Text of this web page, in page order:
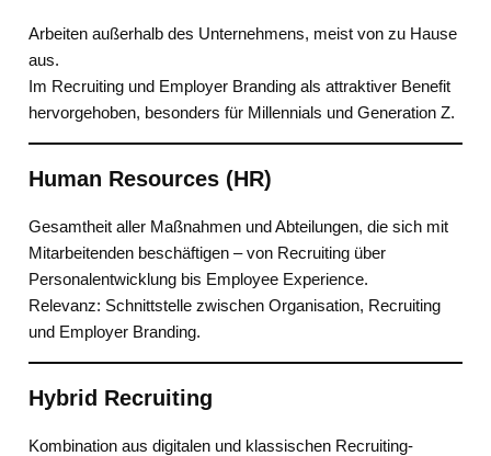
Arbeiten außerhalb des Unternehmens, meist von zu Hause
aus.
Im Recruiting und Employer Branding als attraktiver Benefit
hervorgehoben, besonders für Millennials und Generation Z.
Human Resources (HR)
Gesamtheit aller Maßnahmen und Abteilungen, die sich mit
Mitarbeitenden beschäftigen – von Recruiting über
Personalentwicklung bis Employee Experience.
Relevanz: Schnittstelle zwischen Organisation, Recruiting
und Employer Branding.
Hybrid Recruiting
Kombination aus digitalen und klassischen Recruiting-